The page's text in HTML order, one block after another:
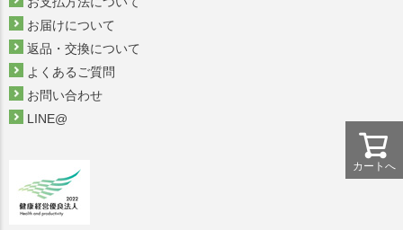
カートへ
お届けについて
返品・交換について
よくあるご質問
お問い合わせ
LINE@